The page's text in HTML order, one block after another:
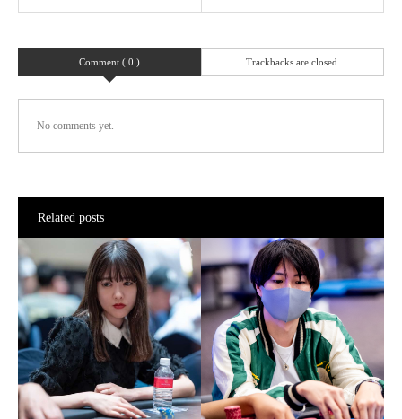
Comment ( 0 ) Trackbacks are closed.
No comments yet.
Related posts